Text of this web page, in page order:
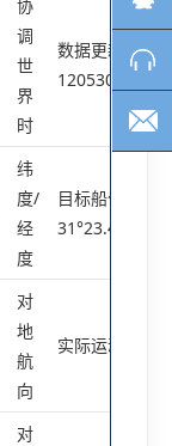
协
调
世
界
时
数据更新时间(
120530=12日
纬
度/
经
度
目标船位置(例
31°23.45′N/
对
地
航
向
实际运动方向
对